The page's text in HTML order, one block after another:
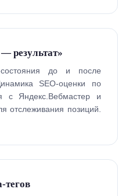
результат»
до и после
SEO-оценки по
с Яндекс.Вебмастер и
отслеживания позиций.
тегов